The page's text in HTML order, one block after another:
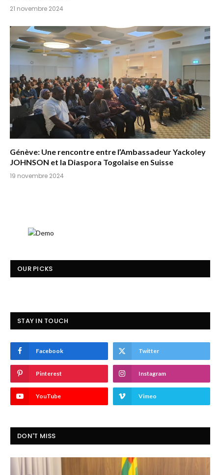
21 novembre 2024
Génève: Une rencontre entre l’Ambassadeur Yackoley
JOHNSON et la Diaspora Togolaise en Suisse
19 novembre 2024
OUR PICKS
STAY IN TOUCH
Facebook Twitter
Pinterest Instagram
YouTube Vimeo
DON'T MISS